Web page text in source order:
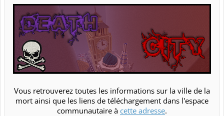
Vous retrouverez toutes les informations sur la ville de la
mort ainsi que les liens de téléchargement dans l'espace
communautaire à cette adresse.​